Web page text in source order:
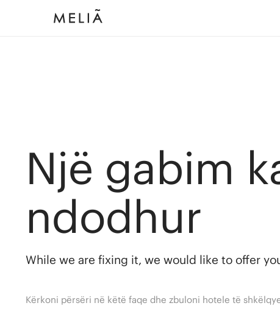
Një gabim
ndodhur
While we are fixing it, we would like to offer
Kërkoni përsëri në këtë faqe dhe zbuloni hotele të